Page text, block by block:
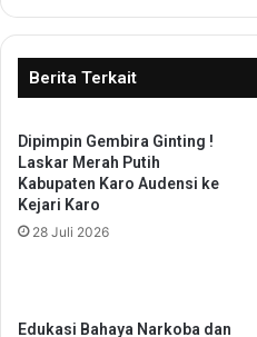
o
D
e
s
a
C
i
P
o
g
r
a
m
j
Berita Terkait
Dipimpin Gembira Ginting !
Laskar Merah Putih
Kabupaten Karo Audensi ke
Kejari Karo
28 Juli 2026
Edukasi Bahaya Narkoba dan